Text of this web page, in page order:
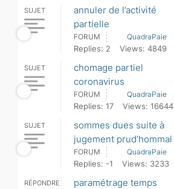
SUJET
annuler de l’activité
partielle
FORUM QuadraPaie
Replies: 2 Views: 4849
SUJET
chomage partiel
coronavirus
FORUM QuadraPaie
Replies: 17 Views: 16644
SUJET
sommes dues suite à
jugement prud’hommal
FORUM QuadraPaie
Replies: -1 Views: 3233
RÉPONDRE
paramétrage temps